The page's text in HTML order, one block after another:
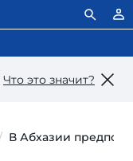
Что это значит?
В Абхазии